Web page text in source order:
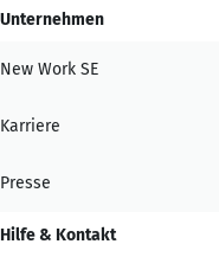
Unternehmen
New Work SE
Karriere
Presse
Hilfe & Kontakt